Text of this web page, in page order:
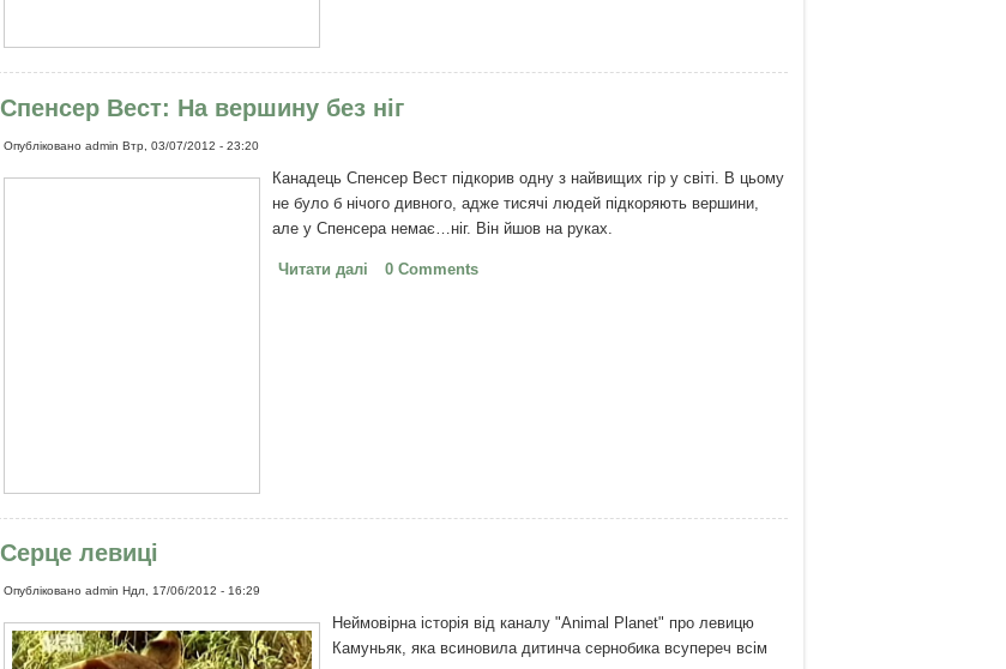
Спенсер Вест: На вершину без ніг
Опублікованоadmin Втр, 03/07/2012 - 23:20
Канадець Спенсер Вест підкорив одну з найвищих гір у світі. В цьому
не було б нічого дивного, адже тисячі людей підкоряють вершини,
але у Спенсера немає…ніг. Він йшов на руках.
Читати далі про Спенсер Вест: На вершину без ніг
0 Comments
Серце левиці
Опублікованоadmin Ндл, 17/06/2012 - 16:29
Неймовірна історія від каналу "Animal Planet" про левицю
Камуньяк, яка всиновила дитинча сернобика всупереч всім